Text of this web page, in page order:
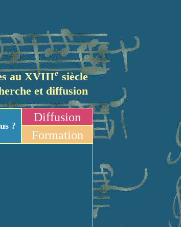
au XVIIIesiècle
et diffusion
?
Diffusion
Formation